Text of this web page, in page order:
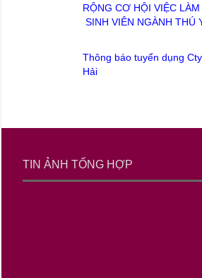
RỘNG CƠ HỘI VIỆC LÀM
SINH VIÊN NGÀNH THÚ
Thông báo tuyển dụng
Hải
TIN ẢNH TỔNG HỢP